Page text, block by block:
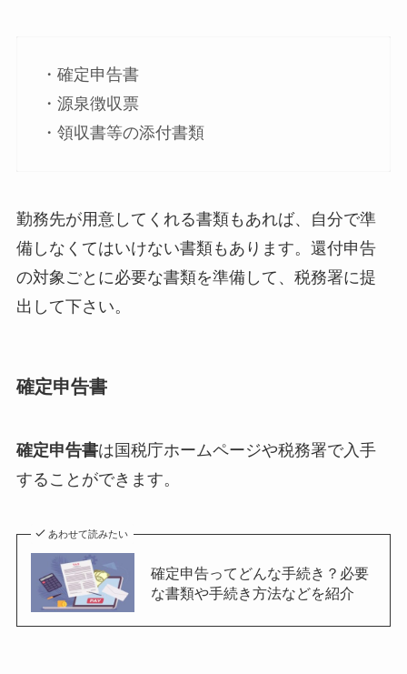
・確定申告書
・源泉徴収票
・領収書等の添付書類
勤務先が用意してくれる書類もあれば、自分で準
備しなくてはいけない書類もあります。還付申告
の対象ごとに必要な書類を準備して、税務署に提
出して下さい。
確定申告書
確定申告書は国税庁ホームページや税務署で入手
することができます。
あわせて読みたい
確定申告ってどんな手続き？必要
な書類や手続き方法などを紹介